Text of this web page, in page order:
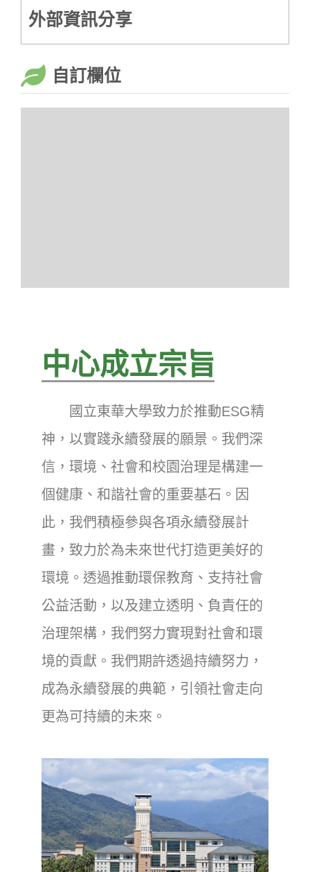
外部資訊分享
自訂欄位
中心成立宗旨
國立東華大學致力於推動ESG精
神，以實踐永續發展的願景。我們深
信，環境、社會和校園治理是構建一
個健康、和諧社會的重要基石。因
此，我們積極參與各項永續發展計
畫，致力於為未來世代打造更美好的
環境。透過推動環保教育、支持社會
公益活動，以及建立透明、負責任的
治理架構，我們努力實現對社會和環
境的貢獻。我們期許透過持續努力，
成為永續發展的典範，引領社會走向
更為可持續的未來。